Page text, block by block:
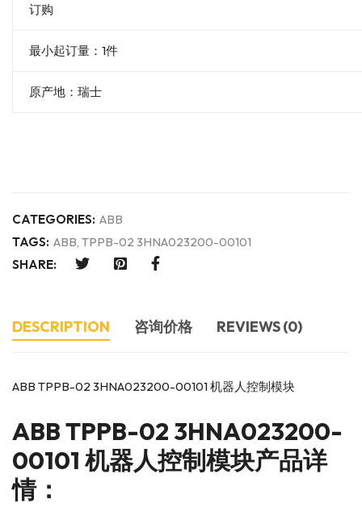
订购
最小起订量：1件
原产地：瑞士
CATEGORIES: ABB
TAGS: ABB TPPB-02 3HNA023200-00101
SHARE:
DESCRIPTION 咨询价格 REVIEWS (0)
ABB TPPB-02 3HNA023200-00101 机器人控制模块
ABBTPPB-02 3HNA023200-
00101 机器人控制模块产品详
情：